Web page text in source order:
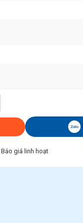
Báo giá linh hoạt